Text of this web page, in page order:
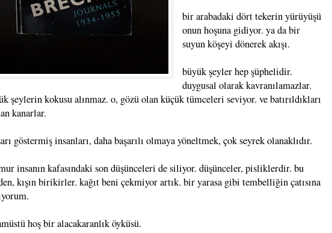
bir arabadaki dört tekerin yürüyüşü
onun hoşuna gidiyor. ya da bir
suyun köşeyi dönerek akışı.
büyük şeyler hep şüphelidir.
duygusal olarak kavranılamazlar.
şeylerin kokusu alınmaz. o, gözü olan küçük tümceleri seviyor. ve batırıldıkları
kanarlar.
göstermiş insanları, daha başarılı olmaya yöneltmek, çok seyrek olanaklıdır.
insanın kafasındaki son düşünceleri de siliyor. düşünceler, pisliklerdir. bu
kışın birikirler. kağıt beni çekmiyor artık. bir yarasa gibi tembelliğin çatısına
hoş bir alacakaranlık öyküsü.